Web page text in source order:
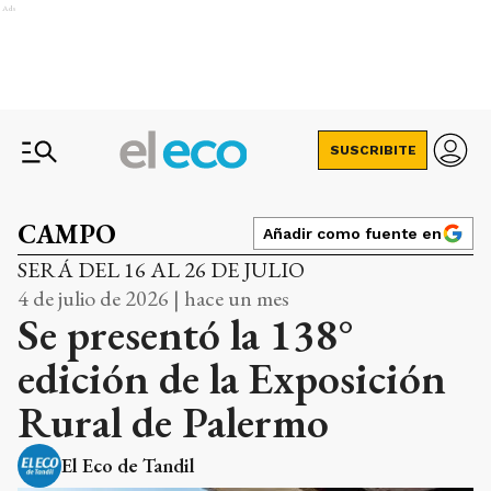
Ads
SUSCRIBITE
CAMPO Añadir como fuente en
SERÁ DEL 16 AL 26 DE JULIO
4 de julio de 2026 | hace un mes
Se presentó la 138°
edición de la Exposición
Rural de Palermo
El Eco de Tandil